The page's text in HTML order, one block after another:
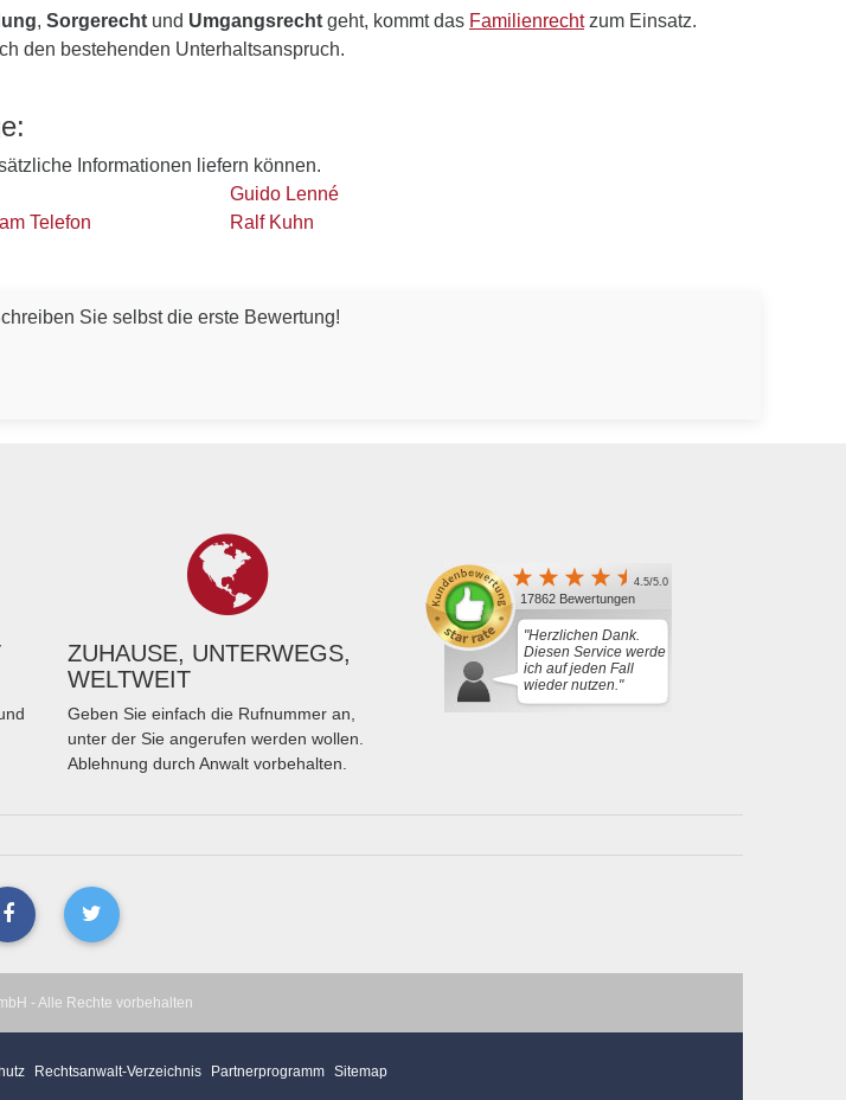
, Sorgerecht und Umgangsrecht geht, kommt das Familienrechtzum Einsatz.
den bestehenden Unterhaltsanspruch.
Informationen liefern können.
Telefon
Guido Lenné
Ralf Kuhn
Sie selbst die erste Bewertung!
ZUHAUSE, UNTERWEGS,
WELTWEIT
Geben Sie einfach die Rufnummer an,
unter der Sie angerufen werden wollen.
Ablehnung durch Anwalt vorbehalten.
4.5/5.0
17862 Bewertungen
"Herzlichen Dank.
Diesen Service werde
ich auf jeden Fall
wieder nutzen."
- Alle Rechte vorbehalten
Rechtsanwalt-Verzeichnis Partnerprogramm Sitemap